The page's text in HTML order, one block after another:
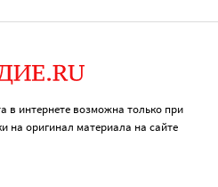
в интернете возможна только при
на оригинал материала на сайте